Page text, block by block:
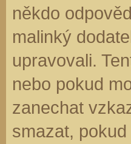
někdo
malinký
upravovali.
nebo pokud
zanechat
smazat,